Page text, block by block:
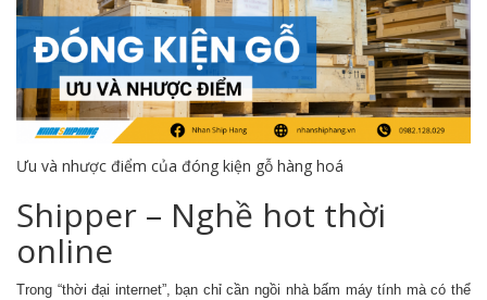
Ưu và nhược điểm của đóng kiện gỗ hàng hoá
Shipper – Nghề hot thời
online
Trong “thời đại internet”, bạn chỉ cần ngồi nhà bấm máy tính mà có thể